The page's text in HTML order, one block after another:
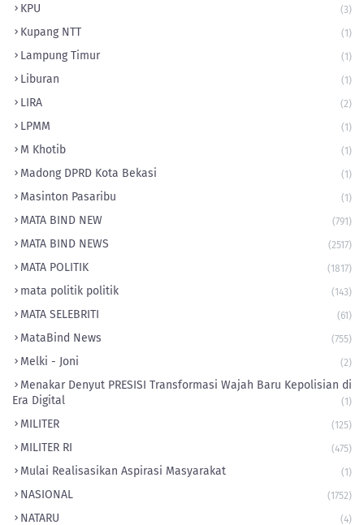
KPU (3)
Kupang NTT (1)
Lampung Timur (1)
Liburan (1)
LIRA (2)
LPMM (1)
M Khotib (1)
Madong DPRD Kota Bekasi (1)
Masinton Pasaribu (1)
MATA BIND NEW (791)
MATA BIND NEWS (2517)
MATA POLITIK (1817)
mata politik politik (143)
MATA SELEBRITI (61)
MataBind News (755)
Melki - Joni (2)
​Menakar Denyut PRESISI Transformasi Wajah Baru Kepolisian di
Era Digital
(1)
MILITER (125)
MILITER RI (475)
Mulai Realisasikan Aspirasi Masyarakat (1)
NASIONAL (1752)
NATARU (4)